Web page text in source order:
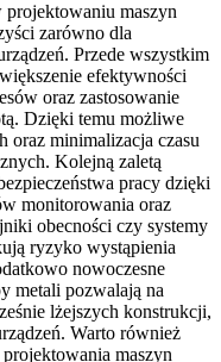
projektowaniu maszyn
zarówno dla
Przede wszystkim
efektywności
oraz zastosowanie
Dzięki temu możliwe
oraz minimalizacja czasu
Kolejną zaletą
pracy dzięki
monitorowania oraz
obecności czy systemy
ryzyko wystąpienia
nowoczesne
metali pozwalają na
lżejszych konstrukcji,
Warto również
maszyn